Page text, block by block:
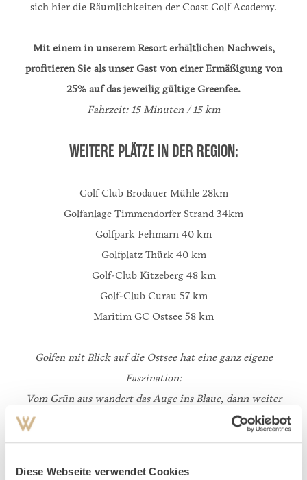
Diese Webseite verwendet Cookies
sich hier die Räumlichkeiten der Coast Golf Academy.
Mit einem in unserem Resort erhältlichen Nachweis,
profitieren Sie als unser Gast von einer Ermäßigung von
25% auf das jeweilig gültige Greenfee.
Fahrzeit: 15 Minuten / 15 km
WEITERE PLÄTZE IN DER REGION:
Golf Club Brodauer Mühle 28km
Golfanlage Timmendorfer Strand 34km
Golfpark Fehmarn 40 km
Golfplatz Thürk 40 km
Golf-Club Kitzeberg 48 km
Golf-Club Curau 57 km
Maritim GC Ostsee 58 km
Golfen mit Blick auf die Ostsee hat eine ganz eigene
Faszination:
Vom Grün aus wandert das Auge ins Blaue, dann weiter
ins Unendliche. Frische Meeresluft beflügelt das Spiel –
schöner kann Golf kaum sein. Für Ihre Runden auf den